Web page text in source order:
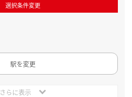
選択条件変更
駅を変更
さらに表示